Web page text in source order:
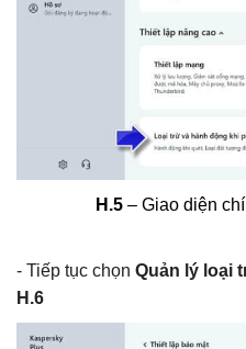
H.5 – Giao diện
- Tiếp tục chọn Quản lý loại
H.6